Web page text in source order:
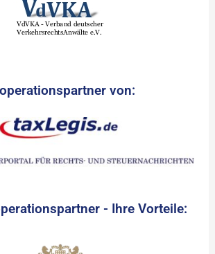
von:
- Ihre Vorteile: